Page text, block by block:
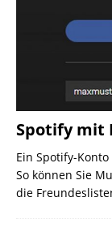
Spotify mit
Ein Spotify-
So können Sie
die